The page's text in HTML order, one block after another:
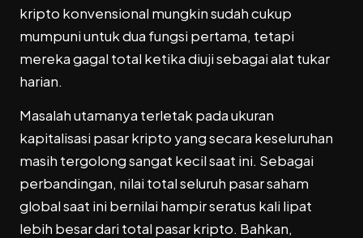
kripto konvensional mungkin sudah cukup
mumpuni untuk dua fungsi pertama, tetapi
mereka gagal total ketika diuji sebagai alat tukar
harian.
Masalah utamanya terletak pada ukuran
kapitalisasi pasar kripto yang secara keseluruhan
masih tergolong sangat kecil saat ini. Sebagai
perbandingan, nilai total seluruh pasar saham
global saat ini bernilai hampir seratus kali lipat
lebih besar dari total pasar kripto. Bahkan,